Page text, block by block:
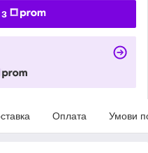
Оплата Умови